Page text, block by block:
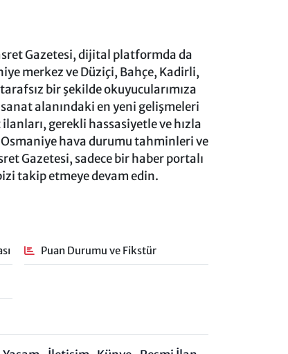
Gazetesi, dijital platformda da
merkez ve Düziçi, Bahçe, Kadirli,
bir şekilde okuyucularımıza
alanındaki en yeni gelişmeleri
gerekli hassasiyetle ve hızla
Osmaniye hava durumu tahminleri ve
Gazetesi, sadece bir haber portalı
takip etmeye devam edin.
Puan Durumu ve Fikstür